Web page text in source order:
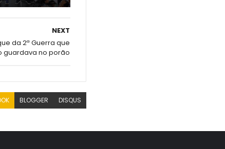
NEXT
da 2ª Guerra que
guardava no porão
BLOGGER DISQUS